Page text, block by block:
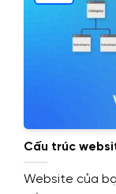
Cấu trúc
cấu trúc
Website của